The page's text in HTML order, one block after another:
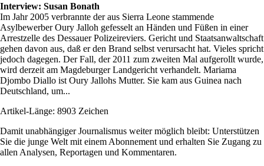
Interview: Susan Bonath
Im Jahr 2005 verbrannte der aus Sierra Leone stammende
Asylbewerber Oury Jalloh gefesselt an Händen und Füßen in einer
Arrestzelle des Dessauer Polizeireviers. Gericht und Staatsanwaltschaft
gehen davon aus, daß er den Brand selbst verursacht hat. Vieles spricht
jedoch dagegen. Der Fall, der 2011 zum zweiten Mal aufgerollt wurde,
wird derzeit am Magdeburger Landgericht verhandelt. Mariama
Djombo Diallo ist Oury Jallohs Mutter. Sie kam aus Guinea nach
Deutschland, um...
Artikel-Länge: 8903 Zeichen
Damit unabhängiger Journalismus weiter möglich bleibt: Unterstützen
Sie die junge Welt mit einem Abonnement und erhalten Sie Zugang zu
allen Analysen, Reportagen und Kommentaren.